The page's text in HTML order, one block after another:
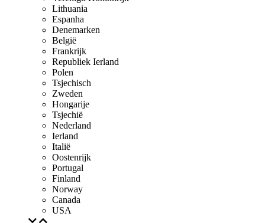
Lithuania
Espanha
Denemarken
België
Frankrijk
Republiek Ierland
Polen
Tsjechisch
Zweden
Hongarije
Tsjechië
Nederland
Ierland
Italië
Oostenrijk
Portugal
Finland
Norway
Canada
USA